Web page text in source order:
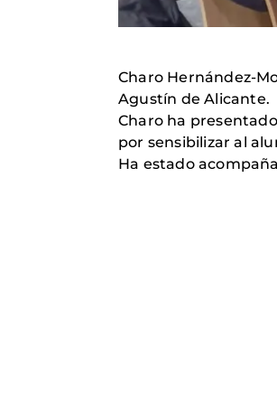
Charo Hernández-
Agustín de Alicante.
Charo ha
por sensibilizar al
Ha estado